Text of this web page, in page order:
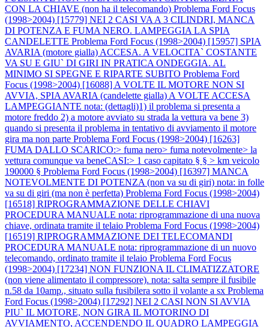
CON LA CHIAVE (non ha il telecomando) Problema Ford Focus
(1998>2004) [15779] NEI 2 CASI VA A 3 CILINDRI, MANCA
DI POTENZA E FUMA NERO. LAMPEGGIA LA SPIA
CANDELETTE Problema Ford Focus (1998>2004) [15957] SPIA
AVARIA (motore gialla) ACCESA. A VELOCITA` COSTANTE
VA SU E GIU` DI GIRI IN PRATICA ONDEGGIA. AL
MINIMO SI SPEGNE E RIPARTE SUBITO Problema Ford
Focus (1998>2004) [16088] A VOLTE IL MOTORE NON SI
AVVIA, SPIA AVARIA (candelette gialla) A VOLTE ACCESA
LAMPEGGIANTE nota: (dettagli)1) il problema si presenta a
motore freddo 2) a motore avviato su strada la vettura va bene 3)
quando si presenta il problema in tentativo di avviamento il motore
gira ma non parte Problema Ford Focus (1998>2004) [16263]
FUMA DALLO SCARICO:> fuma nero> fuma notevolmente> la
vettura comunque va beneCASI:> 1 caso capitato § § > km veicolo
190000 § Problema Ford Focus (1998>2004) [16397] MANCA
NOTEVOLMENTE DI POTENZA (non va su di giri) nota: in folle
va su di giri (ma non è perfetta) Problema Ford Focus (1998>2004)
[16518] RIPROGRAMMAZIONE DELLE CHIAVI
PROCEDURA MANUALE nota: riprogrammazione di una nuova
chiave, ordinata tramite il telaio Problema Ford Focus (1998>2004)
[16519] RIPROGRAMMAZIONE DEI TELECOMANDI
PROCEDURA MANUALE nota: riprogrammazione di un nuovo
telecomando, ordinato tramite il telaio Problema Ford Focus
(1998>2004) [17234] NON FUNZIONA IL CLIMATIZZATORE
(non viene alimentato il compressore). nota: salta sempre il fusibile
n.58 da 10amp., situato sulla fusibilera sotto il volante a sx Problema
Ford Focus (1998>2004) [17292] NEI 2 CASI NON SI AVVIA
PIU` IL MOTORE, NON GIRA IL MOTORINO DI
AVVIAMENTO, ACCENDENDO IL QUADRO LAMPEGGIA